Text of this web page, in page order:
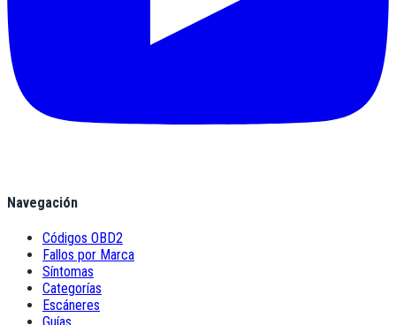
Navegación
Códigos OBD2
Fallos por Marca
Síntomas
Categorías
Escáneres